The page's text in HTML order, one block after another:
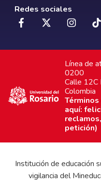
Redes sociales
Línea de
0200
Calle 12C
Colombia
aquí:
petición)
Institución de educación
vigilancia del